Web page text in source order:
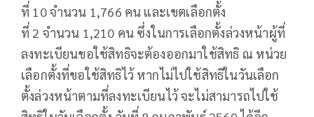
ที่ 10 จำนวน 1,766 คน และเขตเลือกตั้ง
ที่ 2 จำนวน 1,210 คน ซึ่งในการเลือกตั้งล่วงหน้าผู้ที่
ลงทะเบียนขอใช้สิทธิจะต้องออกมาใช้สิทธิ ณ หน่วย
เลือกตั้งที่ขอใช้สิทธิไว้ หากไม่ไปใช้สิทธิในวันเลือก
ตั้งล่วงหน้าตามที่ลงทะเบียนไว้ จะไม่สามารถไปใช้